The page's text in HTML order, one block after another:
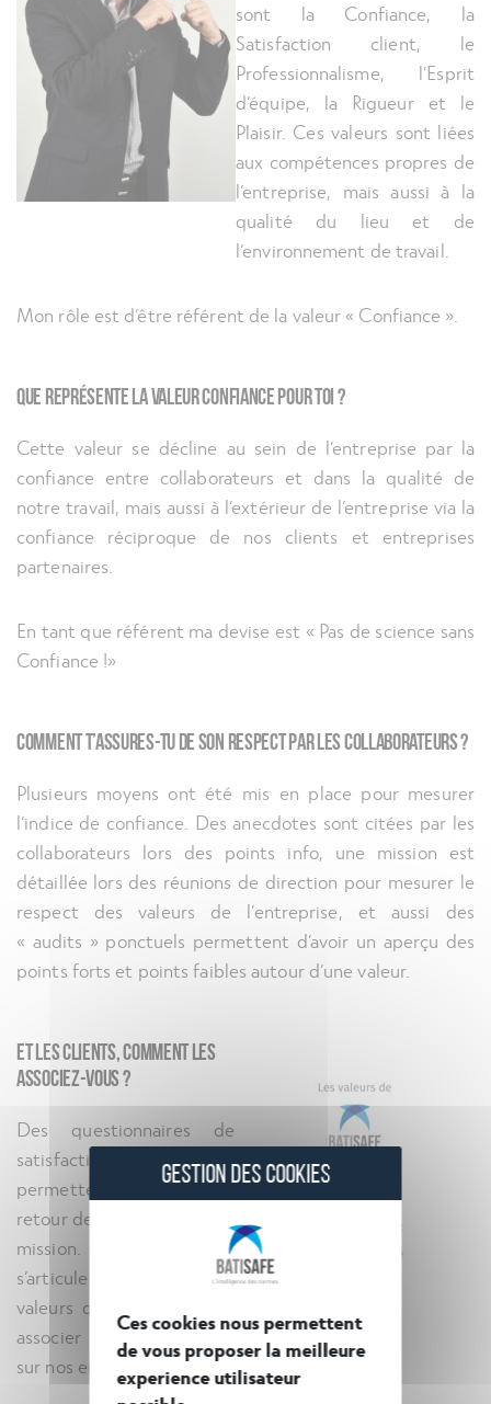
sont la Confiance, la
Satisfaction client, le
Professionnalisme, l’Esprit
d’équipe, la Rigueur et le
Plaisir. Ces valeurs sont liées
aux compétences propres de
l’entreprise, mais aussi à la
qualité du lieu et de
l’environnement de travail.
Mon rôle est d’être référent de la valeur « Confiance ».
Que représente la valeur CONFIANCE pour toi ?
Cette valeur se décline au sein de l’entreprise par la
confiance entre collaborateurs et dans la qualité de
notre travail, mais aussi à l’extérieur de l’entreprise via la
confiance réciproque de nos clients et entreprises
partenaires.
En tant que référent ma devise est « Pas de science sans
Confiance !»
Comment t’assures-tu de son respect par les collaborateurs ?
Plusieurs moyens ont été mis en place pour mesurer
l’indice de confiance. Des anecdotes sont citées par les
collaborateurs lors des points info, une mission est
détaillée lors des réunions de direction pour mesurer le
respect des valeurs de l’entreprise, et aussi des
« audits » ponctuels permettent d’avoir un aperçu des
points forts et points faibles autour d’une valeur.
Et les clients, comment les
associez-vous ?
Des questionnaires de
satisfaction nous
permettent d’avoir le
retour des clients en fin de
mission. Ce questionnaire
s’articule autour des six
valeurs de BATISAFE afin
associer l’avis des clients
sur nos engagements.
GESTION DES COOKIES
Ces cookies nous permettent
de vous proposer la meilleure
experience utilisateur